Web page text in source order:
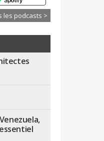
les podcasts >